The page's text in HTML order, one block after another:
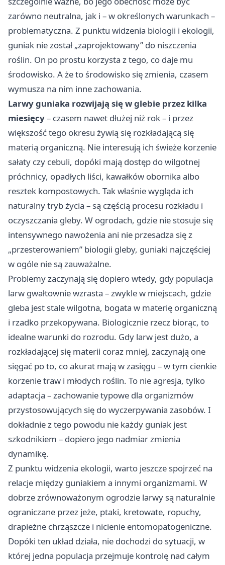
zarówno neutralna, jak i – w określonych warunkach –
problematyczna. Z punktu widzenia biologii i ekologii,
guniak nie został „zaprojektowany” do niszczenia
roślin. On po prostu korzysta z tego, co daje mu
środowisko. A że to środowisko się zmienia, czasem
wymusza na nim inne zachowania.
Larwy guniaka rozwijają się w glebie przez kilka
miesięcy– czasem nawet dłużej niż rok – i przez
większość tego okresu żywią się rozkładającą się
materią organiczną. Nie interesują ich świeże korzenie
sałaty czy cebuli, dopóki mają dostęp do wilgotnej
próchnicy, opadłych liści, kawałków obornika albo
resztek kompostowych. Tak właśnie wygląda ich
naturalny tryb życia – są częścią procesu rozkładu i
oczyszczania gleby. W ogrodach, gdzie nie stosuje się
intensywnego nawożenia ani nie przesadza się z
„przesterowaniem” biologii gleby, guniaki najczęściej
w ogóle nie są zauważalne.
Problemy zaczynają się dopiero wtedy, gdy populacja
larw gwałtownie wzrasta – zwykle w miejscach, gdzie
gleba jest stale wilgotna, bogata w materię organiczną
i rzadko przekopywana. Biologicznie rzecz biorąc, to
idealne warunki do rozrodu. Gdy larw jest dużo, a
rozkładającej się materii coraz mniej, zaczynają one
sięgać po to, co akurat mają w zasięgu – w tym cienkie
korzenie traw i młodych roślin. To nie agresja, tylko
adaptacja – zachowanie typowe dla organizmów
przystosowujących się do wyczerpywania zasobów. I
dokładnie z tego powodu nie każdy guniak jest
szkodnikiem – dopiero jego nadmiar zmienia
dynamikę.
Z punktu widzenia ekologii, warto jeszcze spojrzeć na
relacje między guniakiem a innymi organizmami. W
dobrze zrównoważonym ogrodzie larwy są naturalnie
ograniczane przez jeże, ptaki, kretowate, ropuchy,
drapieżne chrząszcze i nicienie entomopatogeniczne.
Dopóki ten układ działa, nie dochodzi do sytuacji, w
której jedna populacja przejmuje kontrolę nad całym